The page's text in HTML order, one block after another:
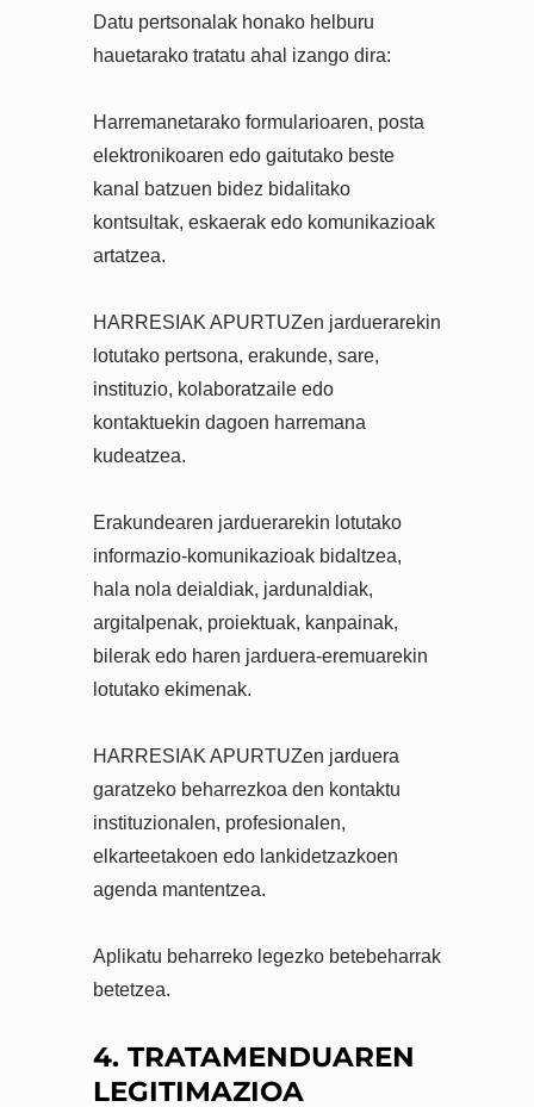
Datu pertsonalak honako helburu
hauetarako tratatu ahal izango dira:
Harremanetarako formularioaren, posta
elektronikoaren edo gaitutako beste
kanal batzuen bidez bidalitako
kontsultak, eskaerak edo komunikazioak
artatzea.
HARRESIAK APURTUZen jarduerarekin
lotutako pertsona, erakunde, sare,
instituzio, kolaboratzaile edo
kontaktuekin dagoen harremana
kudeatzea.
Erakundearen jarduerarekin lotutako
informazio-komunikazioak bidaltzea,
hala nola deialdiak, jardunaldiak,
argitalpenak, proiektuak, kanpainak,
bilerak edo haren jarduera-eremuarekin
lotutako ekimenak.
HARRESIAK APURTUZen jarduera
garatzeko beharrezkoa den kontaktu
instituzionalen, profesionalen,
elkarteetakoen edo lankidetzazkoen
agenda mantentzea.
Aplikatu beharreko legezko betebeharrak
betetzea.
4. TRATAMENDUAREN
LEGITIMAZIOA